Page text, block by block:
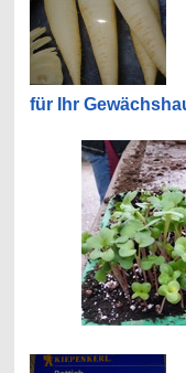
für Ihr